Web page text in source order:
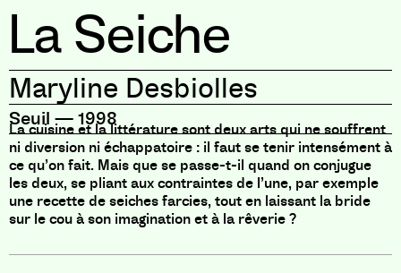
La Seiche
Maryline Desbiolles
Seuil —1998
La cuisine et la littérature sont deux arts qui ne souffrent
ni diversion ni échappatoire : il faut se tenir intensément à
ce qu’on fait. Mais que se passe-t-il quand on conjugue
les deux, se pliant aux contraintes de l’une, par exemple
une recette de seiches farcies, tout en laissant la bride
sur le cou à son imagination et à la rêverie ?